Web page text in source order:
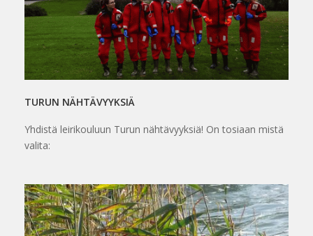
TURUN NÄHTÄVYYKSIÄ
Yhdistä leirikouluun Turun nähtävyyksiä! On tosiaan mistä
valita: